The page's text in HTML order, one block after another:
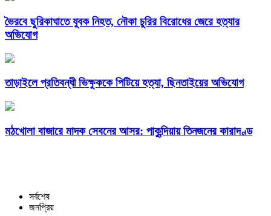
ভৈরবে ছুরিকাঘাতে যুবক নিহত, নৌকা চুরির বিরোধের জেরে হত্যার
অভিযোগ
তাড়াইলে প্রতিবন্ধী ভিক্ষুককে পিটিয়ে হত্যা, ছিনতাইয়ের অভিযোগ
মঠখোলা বাজারে মাদক সেবনের আসর: পাকুন্দিয়ায় তিনজনের কারাদণ্ড
সর্বশেষ
জনপ্রিয়